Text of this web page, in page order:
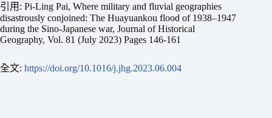
引用: Pi-Ling Pai, Where military and fluvial geographies
disastrously conjoined: The Huayuankou flood of 1938–1947
during the Sino-Japanese war, Journal of Historical
Geography, Vol. 81 (July 2023) Pages 146-161
全文: https://doi.org/10.1016/j.jhg.2023.06.004